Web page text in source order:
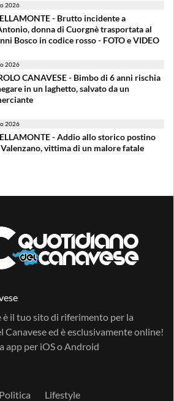
2026
- Brutto incidente a
donna di Cuorgnè trasportata al
Bosco in codice rosso - FOTO e VIDEO
2026
CANAVESE - Bimbo di 6 anni rischia
in un laghetto, salvato da un
2026
- Addio allo storico postino
vittima di un malore fatale
il tuo sito di riferimento per la
Canavese ed è esclusivamente online!
app per iOSo Android
Politica
Lifestyle